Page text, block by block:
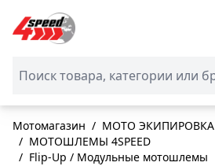
Skip to Content
Мотомагазин / МОТО ЭКИПИРОВКА
/ МОТОШЛЕМЫ 4SPEED
/ Flip-Up / Модульные мотошлемы